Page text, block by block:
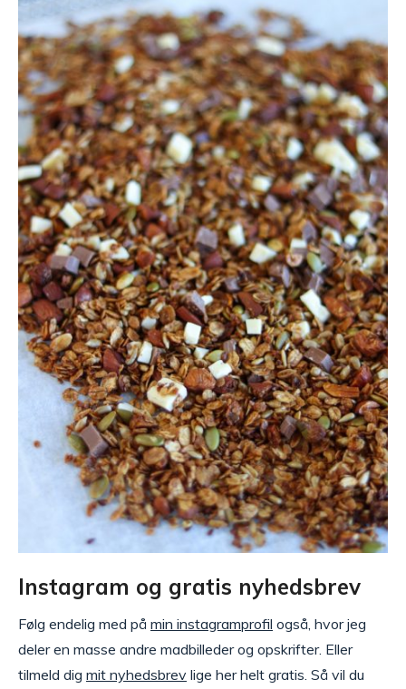
Instagram og gratis nyhedsbrev
Følg endelig med på min instagramprofil også, hvor jeg
deler en masse andre madbilleder og opskrifter. Eller
tilmeld dig mit nyhedsbrev lige her helt gratis. Så vil du